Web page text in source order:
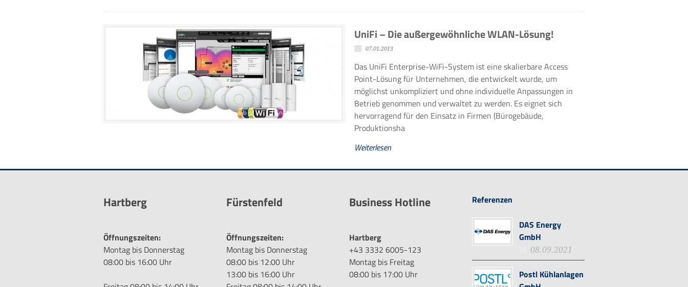
UniFi – Die außergewöhnliche WLAN-Lösung!
07.01.2013
Das UniFi Enterprise-WiFi-System ist eine skalierbare Access
Point-Lösung für Unternehmen, die entwickelt wurde, um
möglichst unkompliziert und ohne individuelle Anpassungen in
Betrieb genommen und verwaltet zu werden. Es eignet sich
hervorragend für den Einsatz in Firmen (Bürogebäude,
Produktionsha
Weiterlesen
Hartberg
Öffnungszeiten:
Montag bis Donnerstag
08:00 bis 16:00 Uhr
Fürstenfeld
Öffnungszeiten:
Montag bis Donnerstag
08:00 bis 12:00 Uhr
13:00 bis 16:00 Uhr
Business Hotline
Hartberg
+43 3332 6005-123
Montag bis Freitag
08:00 bis 17:00 Uhr
Referenzen
DAS Energy
GmbH
08.09.2021
Postl Kühlanlagen